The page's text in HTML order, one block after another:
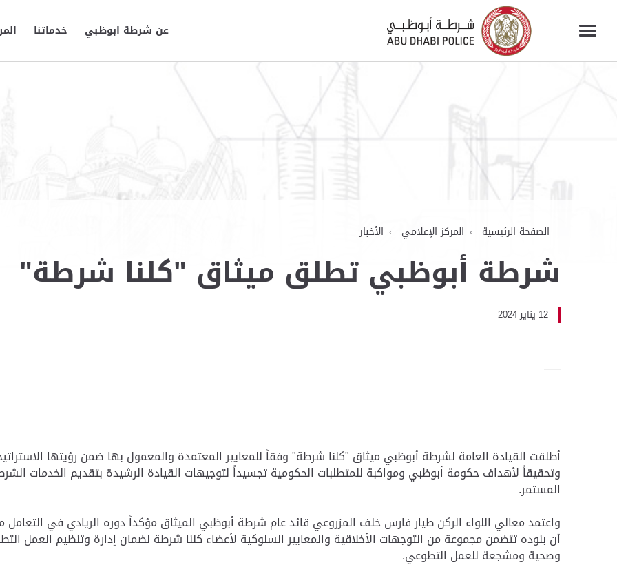
عن شرطة ابوظبي خدماتنا
الصفحة الرئيسية المركز الإعلامي الأخبار
شرطة أبوظبي تطلق ميثاق "كلنا شرطة"
12 يناير 2024
أطلقت القيادة العامة لشرطة أبوظبي ميثاق "كلنا شرطة" وفقاً للمعايير المعتمدة والمعمول بها ضمن رؤيتها
وتحقيقاً لأهداف حكومة أبوظبي ومواكبة للمتطلبات الحكومية تجسيداً لتوجيهات القيادة الرشيدة بتقديم الخدمات
المستمر.
واعتمد معالي اللواء الركن طيار فارس خلف المزروعي قائد عام شرطة أبوظبي الميثاق مؤكداً دوره الريادي في التعامل
أن بنوده تتضمن مجموعة من التوجهات الأخلاقية والمعايير السلوكية لأعضاء كلنا شرطة لضمان إدارة وتنظيم العمل
وصحية ومشجعة للعمل التطوعي.